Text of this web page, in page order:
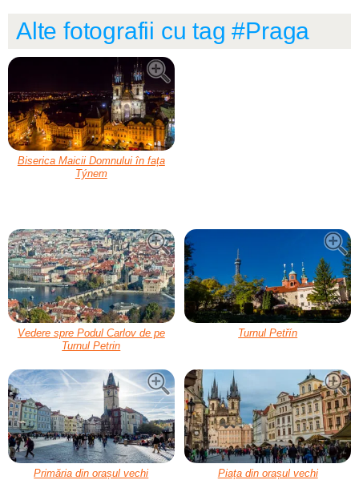
Alte fotografii cu tag #Praga
Biserica Maicii Domnului în fața
Týnem
Vedere spre Podul Carlov de pe
Turnul Petrin
Turnul Petřín
Primăria din orașul vechi Piața din orașul vechi